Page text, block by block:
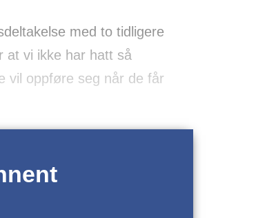
med to tidligere
at vi ikke har hatt så
vil oppføre seg når de får